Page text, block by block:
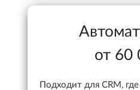
от 60
Подходит для CRM,